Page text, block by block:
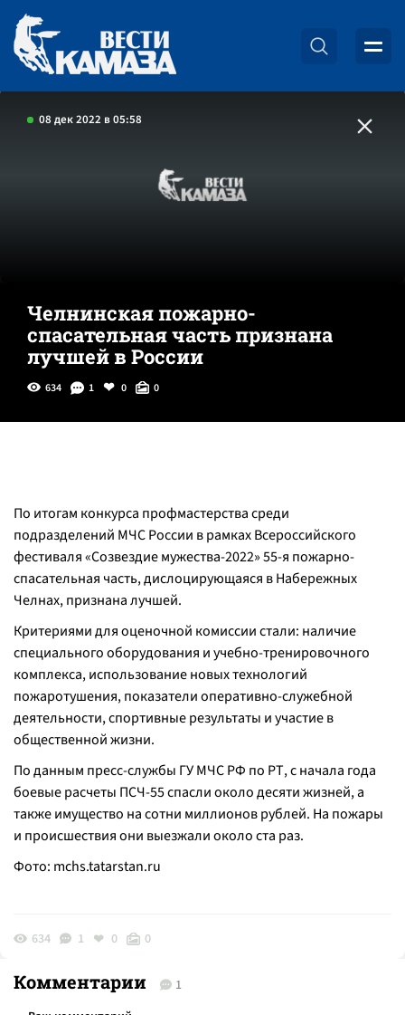
08 дек 2022 в 05:58
Челнинская пожарно-
спасательная часть признана
лучшей в России
634 1 0 0
По итогам конкурса профмастерства среди
подразделений МЧС России в рамках Всероссийского
фестиваля «Созвездие мужества-2022» 55-я пожарно-
спасательная часть, дислоцирующаяся в Набережных
Челнах, признана лучшей.
Критериями для оценочной комиссии стали: наличие
специального оборудования и учебно-тренировочного
комплекса, использование новых технологий
пожаротушения, показатели оперативно-служебной
деятельности, спортивные результаты и участие в
общественной жизни.
По данным пресс-службы ГУ МЧС РФ по РТ, с начала года
боевые расчеты ПСЧ-55 спасли около десяти жизней, а
также имущество на сотни миллионов рублей. На пожары
и происшествия они выезжали около ста раз.
Фото: mchs.tatarstan.ru
634 1 0 0
Комментарии 1